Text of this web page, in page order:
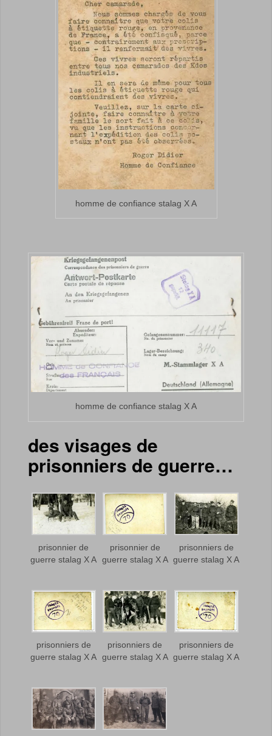
homme de confiance stalag X A
homme de confiance stalag X A
des visages de
prisonniers de guerre…
prisonnier de
guerre stalag X A
prisonnier de
guerre stalag X A
prisonniers de
guerre stalag X A
prisonniers de
guerre stalag X A
prisonniers de
guerre stalag X A
prisonniers de
guerre stalag X A